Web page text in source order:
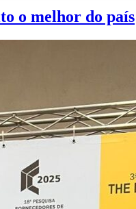
o melhor do país